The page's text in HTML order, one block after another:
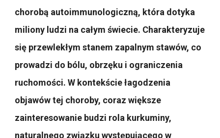
chorobą autoimmunologiczną, która dotyka
miliony ludzi na całym świecie. Charakteryzuje
się przewlekłym stanem zapalnym stawów, co
prowadzi do bólu, obrzęku i ograniczenia
ruchomości. W kontekście łagodzenia
objawów tej choroby, coraz większe
zainteresowanie budzi rola kurkuminy,
naturalnego związku występującego w